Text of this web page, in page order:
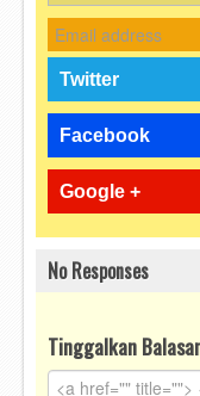
Twitter
Facebook
Google +
No Responses
Tinggalkan